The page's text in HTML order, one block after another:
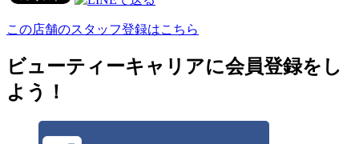
この店舗のスタッフ登録はこちら
ビューティーキャリアに会員登録をし
よう！